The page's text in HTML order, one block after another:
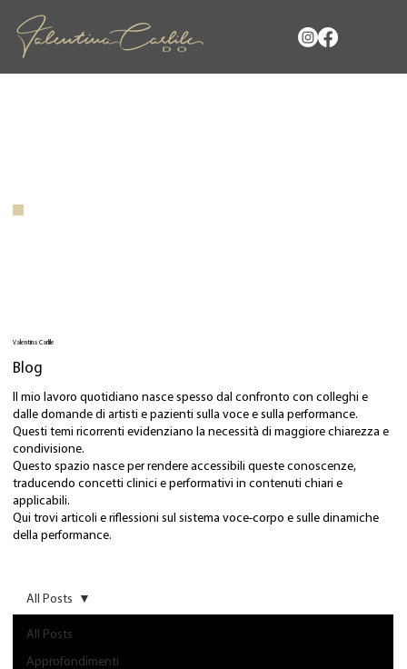
Valentina Carlile
Blog
Il mio lavoro quotidiano nasce spesso dal confronto con colleghi e
dalle domande di artisti e pazienti sulla voce e sulla performance.
Questi temi ricorrenti evidenziano la necessità di maggiore chiarezza e
condivisione.
Questo spazio nasce per rendere accessibili queste conoscenze,
traducendo concetti clinici e performativi in contenuti chiari e
applicabili.
Qui trovi articoli e riflessioni sul sistema voce-corpo e sulle dinamiche
della performance.
All Posts
Approfondimenti
All Posts